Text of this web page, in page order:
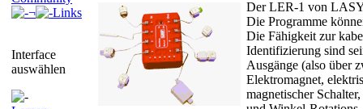
¬
Links
Interface
auswählen
Der LER-1 von
Die Programme
Die Fähigkeit zur
Identifizierung sind
Ausgänge (also über
Elektromagnet,
magnetischer